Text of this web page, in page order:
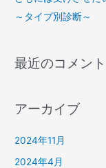
～タイプ別診断～
最近のコメント
アーカイブ
2024年11月
2024年4月